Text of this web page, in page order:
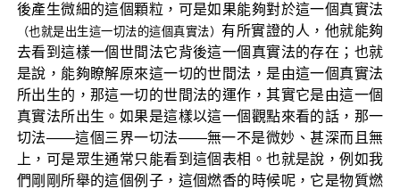
後產生微細的這個顆粒，可是如果能夠對於這一個真實法
（也就是出生這一切法的這個真實法） 有所實證的人，他就能夠
去看到這樣一個世間法它背後這一個真實法的存在；也就
是說，能夠瞭解原來這一切的世間法，是由這一個真實法
所出生的，那這一切的世間法的運作，其實它是由這一個
真實法所出生。如果是這樣以這一個觀點來看的話，那一
切法——這個三界一切法——無一不是微妙、甚深而且無
上，可是眾生通常只能看到這個表相。也就是說，例如我
們剛剛所舉的這個例子，這個燃香的時候呢，它是物質燃